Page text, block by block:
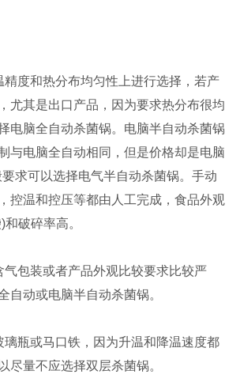
度和热分布均匀性上进行选择，若产
尤其是出口产品，因为要求热分布很均
电脑全自动杀菌锅。电脑半自动杀菌锅
与电脑全自动相同，但是价格却是电脑
求可以选择电气半自动杀菌锅。手动
控温和控压等都由人工完成，食品外观
破碎率高。
包装或者产品外观比较要求比较严
自动或电脑半自动杀菌锅。
瓶或马口铁，因为升温和降温速度都
尽量不应选择双层杀菌锅。